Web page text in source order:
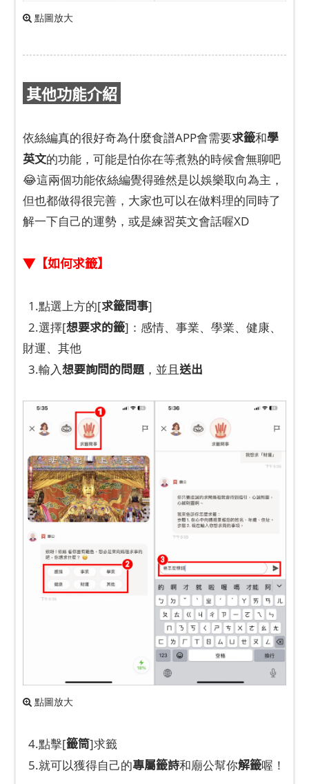
點圖放大
其他功能介紹
依絲編真的很好奇為什麼食譜APP會需要求籤和學
英文的功能，可能是怕你在等煮熟的時候會無聊吧
😂這兩個功能依絲編覺得雖然是以娛樂取向為主，
但也都做得很完善，大家也可以在做料理的同時了
解一下自己的運勢，或是練習英文會話喔XD
▼【如何求籤】
1.點選上方的[求籤問事]
2.選擇[想要求的籤]：感情、事業、學業、健康、
財運、其他
3.輸入想要詢問的問題 ，並且送出
點圖放大
4.點擊[籤筒]求籤
5.就可以獲得自己的專屬籤詩和廟公幫你解籤喔！